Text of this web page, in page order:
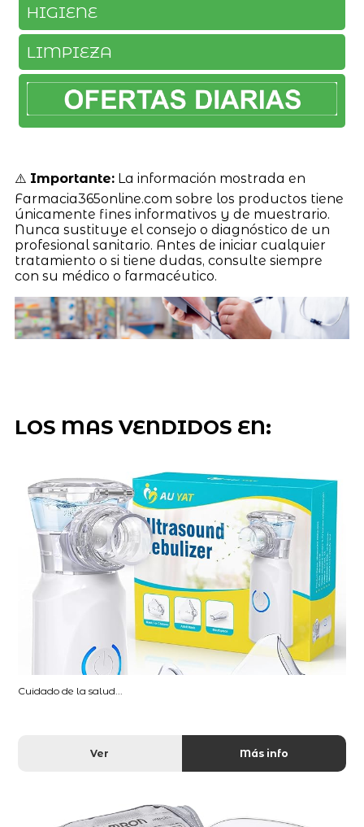
HIGIENE
LIMPIEZA
⚠️ Importante:La información mostrada en
Farmacia365online.com sobre los productos tiene
únicamente fines informativos y de muestrario.
Nunca sustituye el consejo o diagnóstico de un
profesional sanitario. Antes de iniciar cualquier
tratamiento o si tiene dudas, consulte siempre
con su médico o farmacéutico.
LOS MAS VENDIDOS EN:
Cuidado de la salud...
Ver Más info